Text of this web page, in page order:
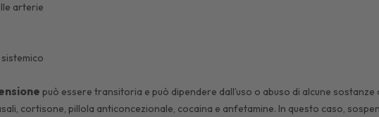
arterie
può essere transitoria e può dipendere dall’uso o abuso di alcune sostanze
cortisone, pillola anticoncezionale, cocaina e anfetamine. In questo caso,